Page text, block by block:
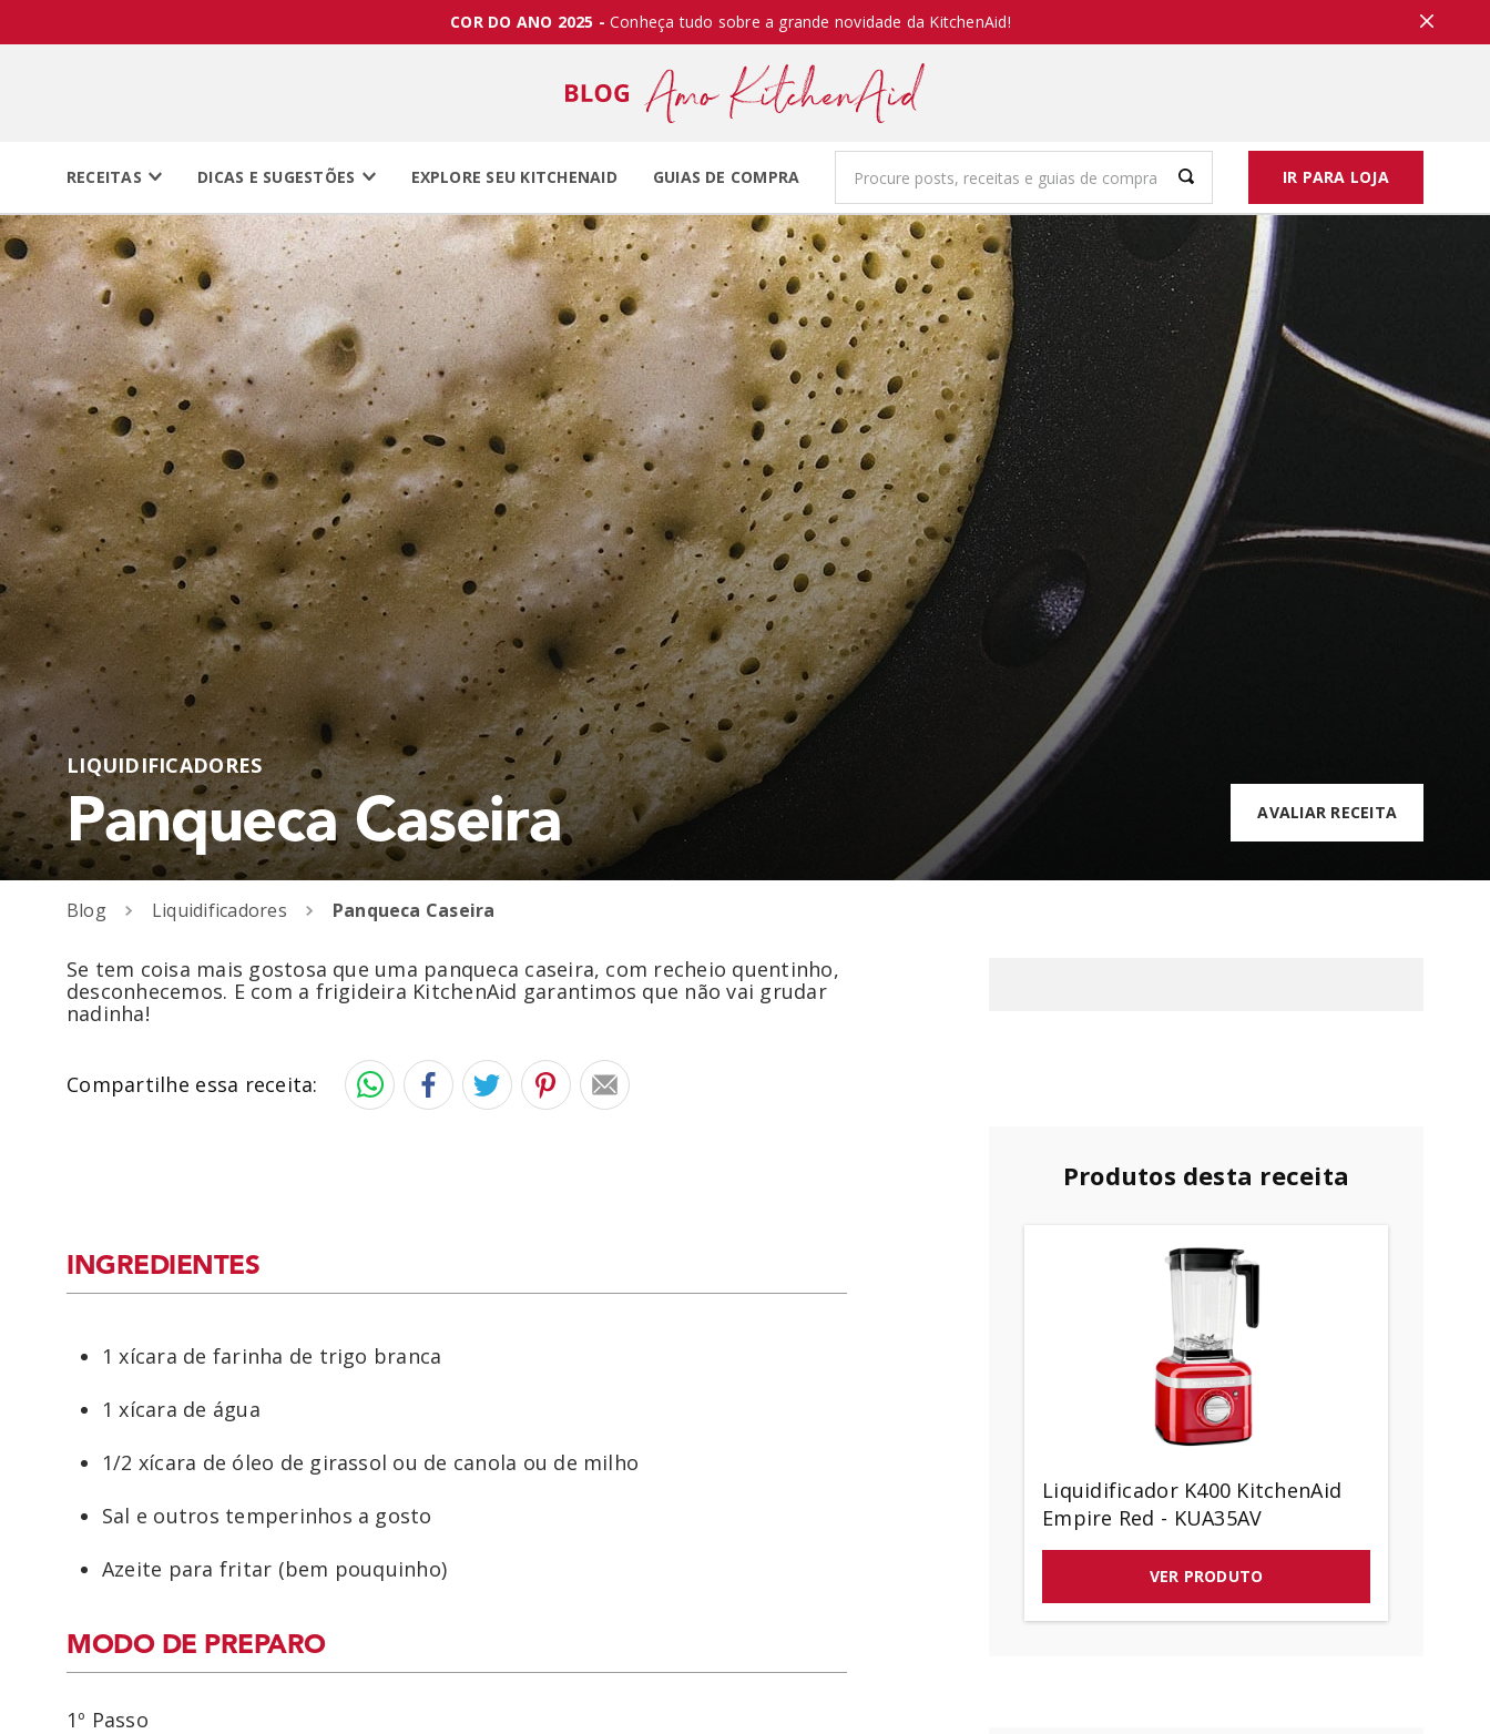
COR DO ANO 2025 - Conheça tudo sobre a grande novidade da KitchenAid!
RECEITAS DICAS E SUGESTÕES EXPLORE SEU KITCHENAID GUIAS DE COMPRA IR PARA LOJA
LIQUIDIFICADORES
Panqueca Caseira AVALIAR RECEITA
Blog Liquidificadores Panqueca Caseira
Se tem coisa mais gostosa que uma panqueca caseira, com recheio quentinho,
desconhecemos. E com a frigideira KitchenAid garantimos que não vai grudar
nadinha!
Compartilhe essa receita:
INGREDIENTES
1 xícara de farinha de trigo branca
1 xícara de água
1/2 xícara de óleo de girassol ou de canola ou de milho
Sal e outros temperinhos a gosto
Azeite para fritar (bem pouquinho)
MODO DE PREPARO
1º Passo
Produtos desta receita
Liquidificador K400 KitchenAid
Empire Red - KUA35AV
VER PRODUTO